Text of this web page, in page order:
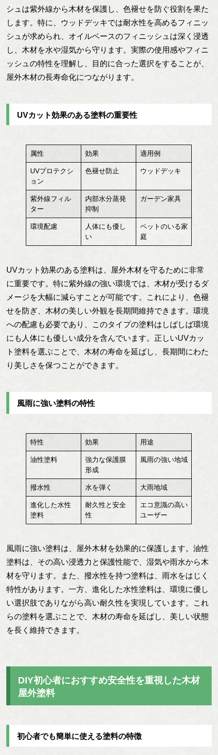
シュは紫外線から木材を保護し、色褪せを防ぐ役割を果た
します。特に、ウッドデッキでは耐水性を高めるフィニッ
シュが求められ、オイルベースのフィニッシュは深く浸透
し、木材を水や湿気から守ります。実際の使用感やフィニ
ッシュの特性を理解し、目的に合った選択をすることが、
屋外木材の長寿命化につながります。
UVカット効果のある塗料の重要性
属性 効果 適用例
UVプロテクシ
ョン
色褪せ防止 ウッドデッキ
紫外線フィル
ター
内部水分蒸発
抑制
ガーデン家具
環境配慮
人体にも優し
い
ペットのいる家
庭
UVカット効果のある塗料は、屋外木材を守るために非常
に重要です。特に紫外線の強い環境では、木材が受けるダ
メージを大幅に減らすことが可能です。これにより、色褪
せを防ぎ、木材の美しい外観を長期間維持できます。環境
への配慮も必要であり、このタイプの塗料はしばしば環境
にも人体にも優しい成分を含んでいます。正しいUVカッ
ト塗料を選ぶことで、木材の寿命を延ばし、長期間にわた
り美しさを保つことができます。
風雨に強い塗料の特性
特性 効果 用途
油性塗料
強力な保護膜
形成
風雨の強い地域
撥水性 水を弾く 大雨地域
進化した水性
塗料
耐久性と安全
性
エコ意識の高い
ユーザー
風雨に強い塗料は、屋外木材を効果的に保護します。油性
塗料は、その高い浸透力と保護性能で、湿気や雨水から木
材を守ります。また、撥水性を持つ塗料は、雨水をはじく
特性があります。一方、進化した水性塗料は、環境に優し
い選択肢でありながら高い耐久性を実現しています。これ
らの塗料を選ぶことで、木材の寿命を延ばし、美しい状態
を長く維持できます。
DIY初心者におすすめ安全性を重視した木材
屋外塗料
初心者でも簡単に使える塗料の特徴